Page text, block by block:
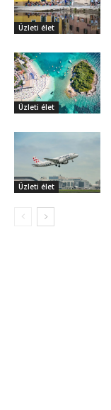
Üzleti élet
Üzleti élet
Üzleti élet